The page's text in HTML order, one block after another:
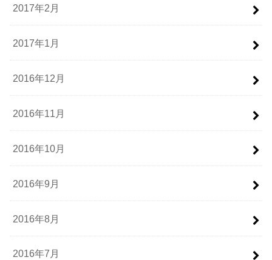
2017年2月
2017年1月
2016年12月
2016年11月
2016年10月
2016年9月
2016年8月
2016年7月